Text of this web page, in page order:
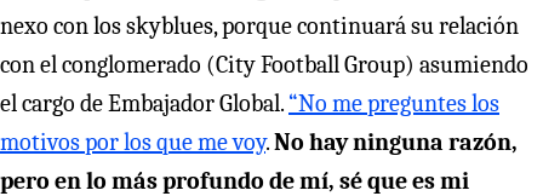
nexo con los skyblues, porque continuará su relación
con el conglomerado (City Football Group) asumiendo
el cargo de Embajador Global. “No me preguntes los
motivos por los que me voy.No hay ninguna razón,
pero en lo más profundo de mí, sé que es mi